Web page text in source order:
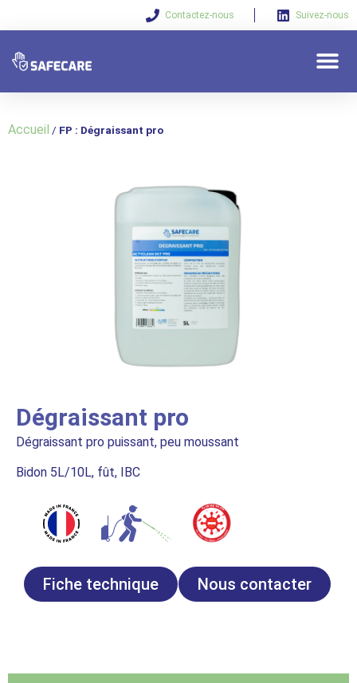
Contactez-nous Suivez-nous
Accueil / FP : Dégraissant pro
Dégraissant pro
Dégraissant pro puissant, peu moussant
Bidon 5L/10L, fût, IBC
Fiche technique Nous contacter